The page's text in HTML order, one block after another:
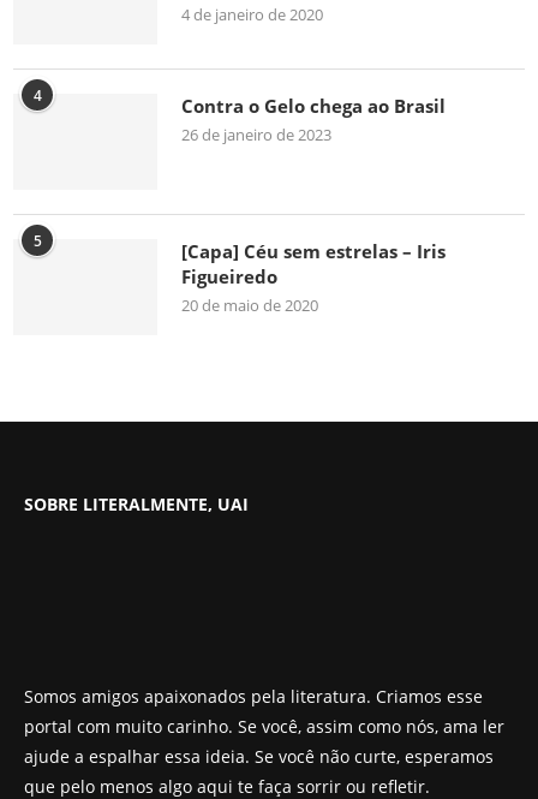
4 de janeiro de 2020
4 Contra o Gelo chega ao Brasil
26 de janeiro de 2023
5
[Capa] Céu sem estrelas – Iris
Figueiredo
20 de maio de 2020
SOBRE LITERALMENTE, UAI
Somos amigos apaixonados pela literatura. Criamos esse
portal com muito carinho. Se você, assim como nós, ama ler
ajude a espalhar essa ideia. Se você não curte, esperamos
que pelo menos algo aqui te faça sorrir ou refletir.